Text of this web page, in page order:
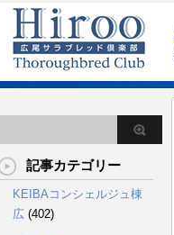
記事カテゴリー
KEIBAコンシェルジュ棟
広 (402)